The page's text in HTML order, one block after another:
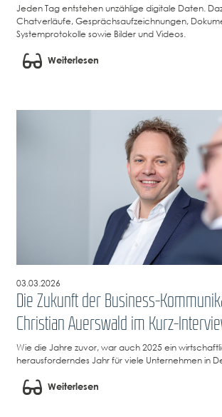
Jeden Tag entstehen unzählige digitale Daten.
Chatverläufe, Gesprächsaufzeichnungen,
Systemprotokolle sowie Bilder und Videos.
Weiterlesen
03.03.2026
Die Zukunft der Business-
Christian Auerswald im Kurz-
Wie die Jahre zuvor, war auch 2025 ein
herausforderndes Jahr für viele Unternehmen in
Weiterlesen